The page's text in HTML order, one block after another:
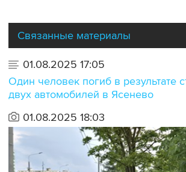
Связанные материалы
01.08.2025 17:05
Один человек погиб в результате
двух автомобилей в Ясенево
01.08.2025 18:03